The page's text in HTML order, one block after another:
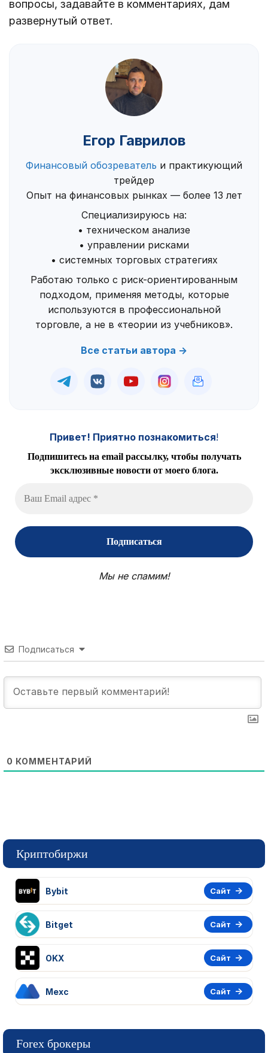
вопросы, задавайте в комментариях, дам
развернутый ответ.
Егор Гаврилов
Финансовый обозреватель и практикующий
трейдер
Опыт на финансовых рынках — более 13 лет
Специализируюсь на:
• техническом анализе
• управлении рисками
• системных торговых стратегиях
Работаю только с риск-ориентированным
подходом, применяя методы, которые
используются в профессиональной
торговле, а не в «теории из учебников».
Все статьи автора →
Привет! Приятно познакомиться!
Подпишитесь на email рассылку, чтобы получать
эксклюзивные новости от моего блога.
Мы не спамим!
Подписаться
0 КОММЕНТАРИЙ
Криптобиржи
Bybit Сайт
Bitget Сайт
OKX Сайт
Mexc Сайт
Forex брокеры